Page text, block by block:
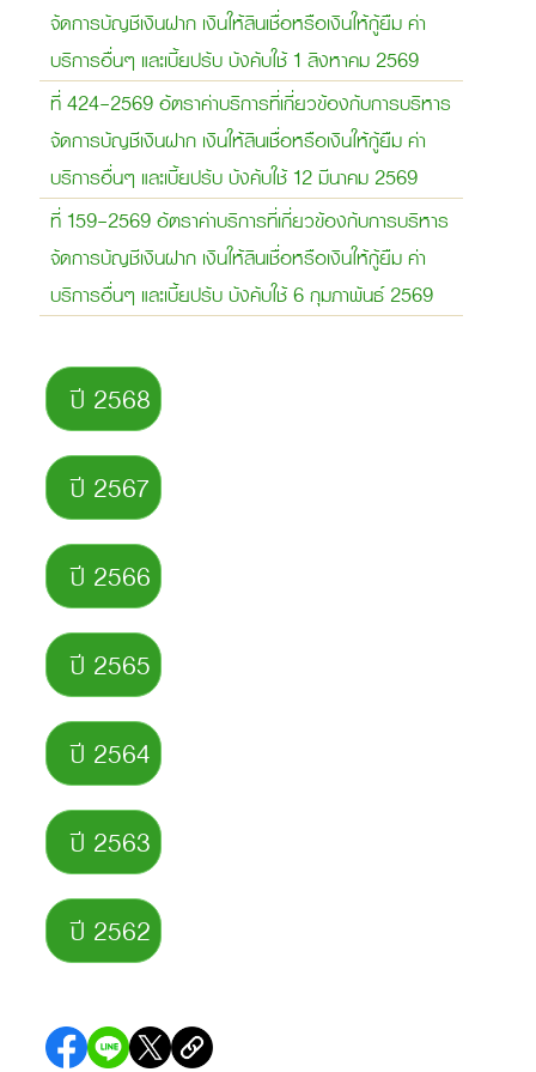
จัดการบัญชีเงินฝาก เงินให้สินเชื่อหรือเงินให้กู้ยืม ค่า
บริการอื่นๆ และเบี้ยปรับ บังคับใช้ 1 สิงหาคม 2569
ที่ 424-2569 อัตราค่าบริการที่เกี่ยวข้องกับการบริหาร
จัดการบัญชีเงินฝาก เงินให้สินเชื่อหรือเงินให้กู้ยืม ค่า
บริการอื่นๆ และเบี้ยปรับ บังคับใช้ 12 มีนาคม 2569
ที่ 159-2569 อัตราค่าบริการที่เกี่ยวข้องกับการบริหาร
จัดการบัญชีเงินฝาก เงินให้สินเชื่อหรือเงินให้กู้ยืม ค่า
บริการอื่นๆ และเบี้ยปรับ บังคับใช้ 6 กุมภาพันธ์ 2569
ปี 2568
ปี 2567
ปี 2566
ปี 2565
ปี 2564
ปี 2563
ปี 2562